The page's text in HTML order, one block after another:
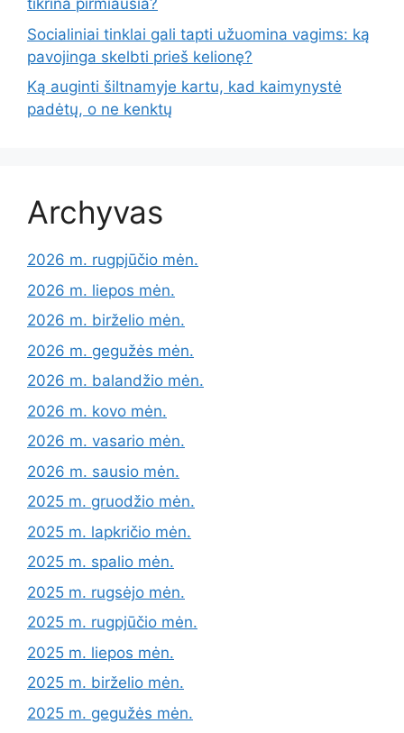
tikrina pirmiausia?
Socialiniai tinklai gali tapti užuomina vagims: ką
pavojinga skelbti prieš kelionę?
Ką auginti šiltnamyje kartu, kad kaimynystė
padėtų, o ne kenktų
Archyvas
2026 m. rugpjūčio mėn.
2026 m. liepos mėn.
2026 m. birželio mėn.
2026 m. gegužės mėn.
2026 m. balandžio mėn.
2026 m. kovo mėn.
2026 m. vasario mėn.
2026 m. sausio mėn.
2025 m. gruodžio mėn.
2025 m. lapkričio mėn.
2025 m. spalio mėn.
2025 m. rugsėjo mėn.
2025 m. rugpjūčio mėn.
2025 m. liepos mėn.
2025 m. birželio mėn.
2025 m. gegužės mėn.